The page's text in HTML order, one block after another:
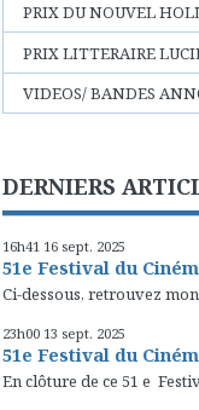
PRIX DU NOUVEL
PRIX LITTERAIRE
VIDEOS/ BANDES
DERNIERS
16h41 16 sept. 2025
51e Festival du
Ci-dessous, retrouvez
23h00 13 sept. 2025
51e Festival du
En clôture de ce 51 e